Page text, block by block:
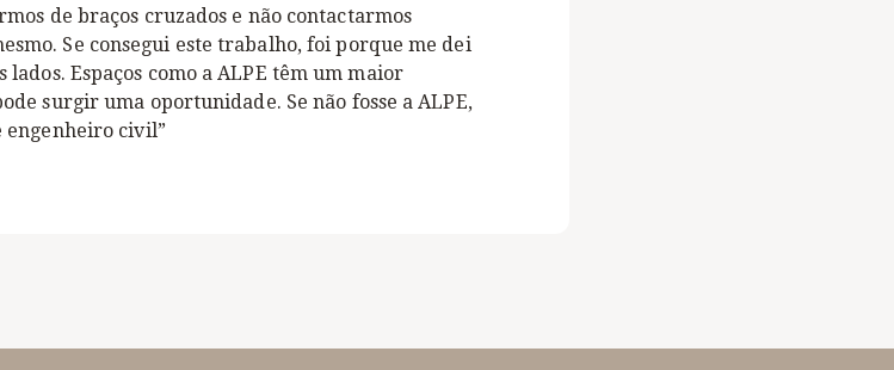
de braços cruzados e não contactarmos
Se consegui este trabalho, foi porque me dei
Espaços como a ALPE têm um maior
surgir uma oportunidade. Se não fosse a ALPE,
engenheiro civil”